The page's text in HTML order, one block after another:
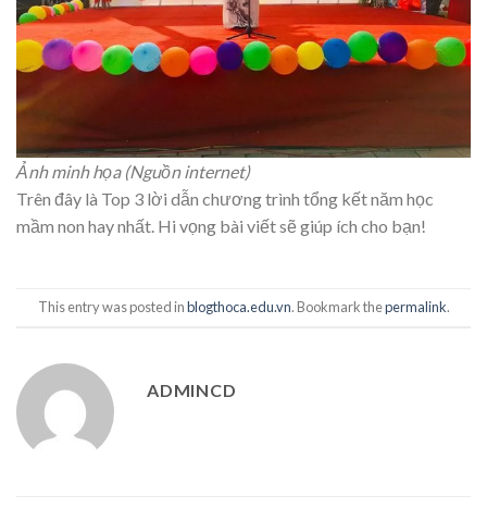
Ảnh minh họa (Nguồn internet)
Trên đây là Top 3 lời dẫn chương trình tổng kết năm học
mầm non hay nhất. Hi vọng bài viết sẽ giúp ích cho bạn!
This entry was posted inblogthoca.edu.vn. Bookmark thepermalink.
ADMINCD